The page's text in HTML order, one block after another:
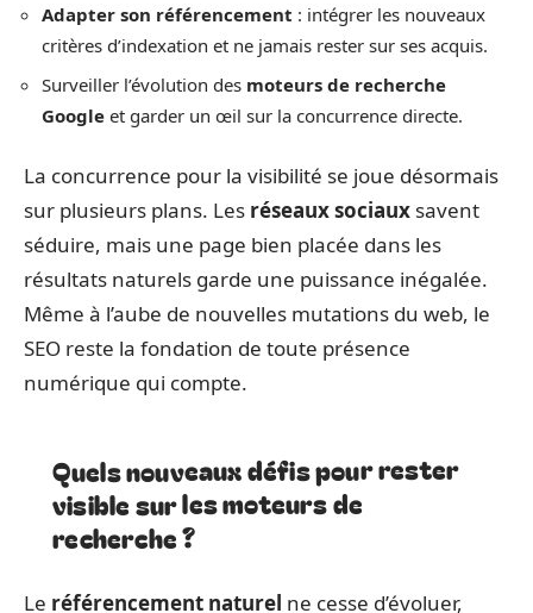
Adapter son référencement : intégrer les nouveaux
critères d’indexation et ne jamais rester sur ses acquis.
Surveiller l’évolution des moteurs de recherche
Google et garder un œil sur la concurrence directe.
La concurrence pour la visibilité se joue désormais
sur plusieurs plans. Les réseaux sociaux savent
séduire, mais une page bien placée dans les
résultats naturels garde une puissance inégalée.
Même à l’aube de nouvelles mutations du web, le
SEO reste la fondation de toute présence
numérique qui compte.
Quels nouveaux défis pour rester
visible sur les moteurs de
recherche ?
Le référencement naturel ne cesse d’évoluer,